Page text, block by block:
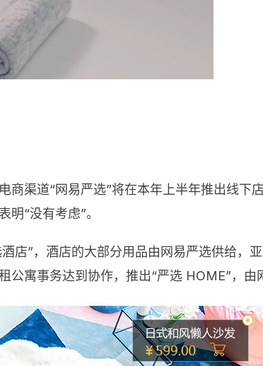
商渠道“网易严选”将在本年上半年推出线下
“没有考虑”。
店”，酒店的大部分用品由网易严选供给，
寓事务达到协作，推出“严选 HOME”，由